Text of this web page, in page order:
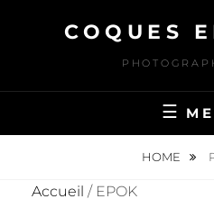
COQUES
HOME
Accueil / EPOK